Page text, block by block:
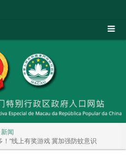
新闻
”线上有奖游戏 冀加强防蚊意识